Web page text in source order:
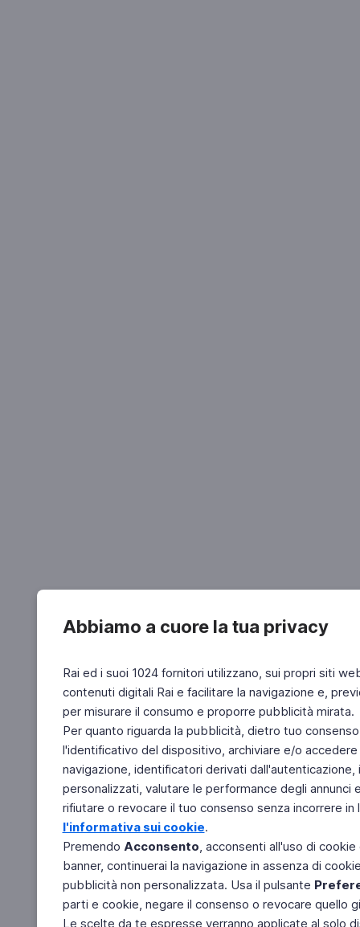
Abbiamo a cuore la tua privacy
Rai ed i suoi 1024 fornitori utilizzano, sui propri siti
contenuti digitali Rai e facilitare la navigazione e,
per misurare il consumo e proporre pubblicità mirata.
Per quanto riguarda la pubblicità, dietro tuo
l'identificativo del dispositivo, archiviare e/o
navigazione, identificatori derivati
personalizzati, valutare le performance degli
rifiutare o revocare il tuo consenso senza incorrere
l'informativa sui cookie.
Premendo Acconsento, acconsenti all'uso di
banner, continuerai la navigazione in assenza di
pubblicità non personalizzata. Usa il pulsante
parti e cookie, negare il consenso o revocare quello
Le scelte da te espresse verranno applicate al solo